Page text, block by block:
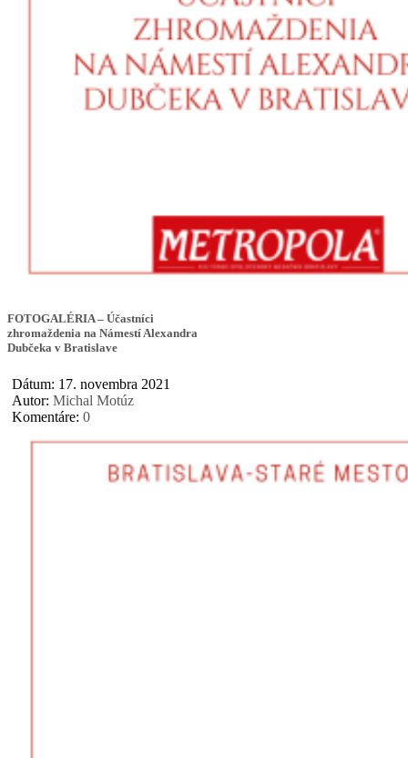
FOTOGALÉRIA – Účastníci
zhromaždenia na Námestí Alexandra
Dubčeka v Bratislave
Dátum: 17. novembra 2021
Autor: Michal Motúz
Komentáre: 0